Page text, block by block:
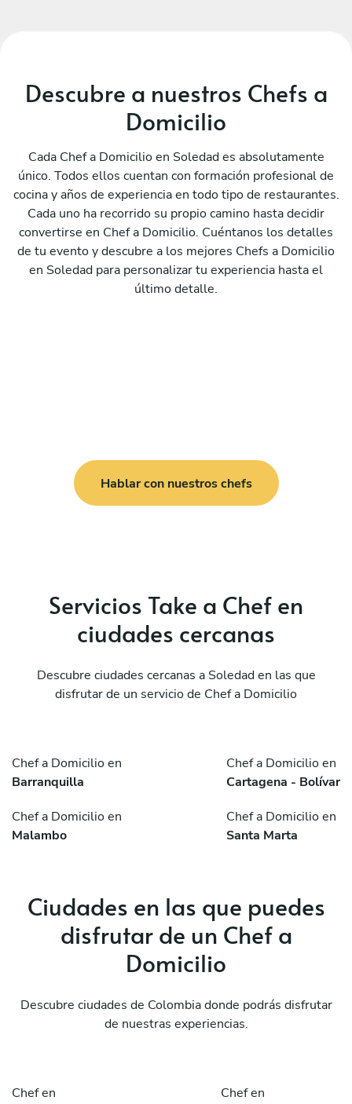
Descubre a nuestros Chefs a
Domicilio
Cada Chef a Domicilio en Soledad es absolutamente
único. Todos ellos cuentan con formación profesional de
cocina y años de experiencia en todo tipo de restaurantes.
Cada uno ha recorrido su propio camino hasta decidir
convertirse en Chef a Domicilio. Cuéntanos los detalles
de tu evento y descubre a los mejores Chefs a Domicilio
en Soledad para personalizar tu experiencia hasta el
último detalle.
Hablar con nuestros chefs
Servicios Take a Chef en
ciudades cercanas
Descubre ciudades cercanas a Soledad en las que
disfrutar de un servicio de Chef a Domicilio
Chef a Domicilio en
Barranquilla
Chef a Domicilio en
Cartagena - Bolívar
Chef a Domicilio en
Malambo
Chef a Domicilio en
Santa Marta
Ciudades en las que puedes
disfrutar de un Chef a
Domicilio
Descubre ciudades de Colombia donde podrás disfrutar
de nuestras experiencias.
Chef en
Chef en